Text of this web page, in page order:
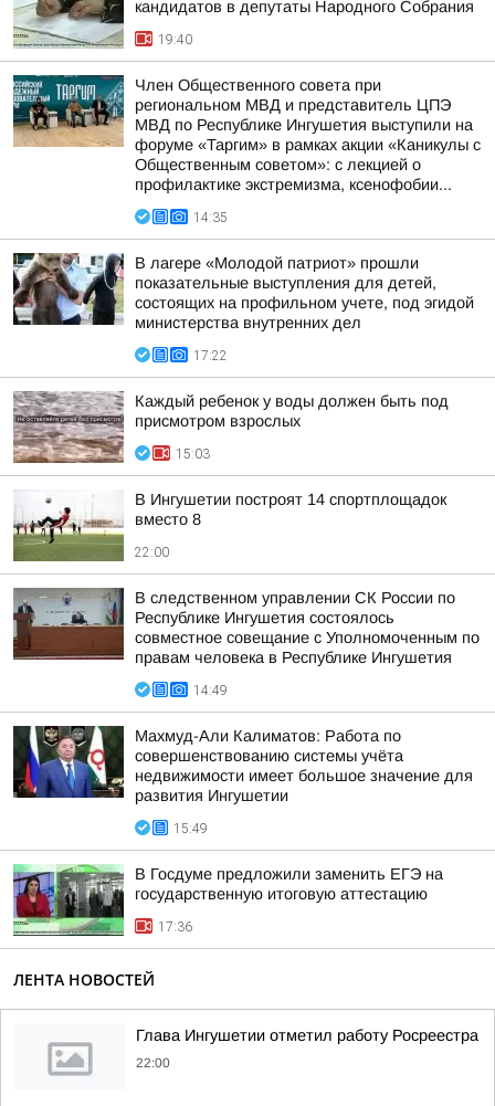
кандидатов в депутаты Народного Собрания
19:40
Член Общественного совета при
региональном МВД и представитель ЦПЭ
МВД по Республике Ингушетия выступили на
форуме «Таргим» в рамках акции «Каникулы с
Общественным советом»: с лекцией о
профилактике экстремизма, ксенофобии...
14:35
В лагере «Молодой патриот» прошли
показательные выступления для детей,
состоящих на профильном учете, под эгидой
министерства внутренних дел
17:22
Каждый ребенок у воды должен быть под
присмотром взрослых
15:03
В Ингушетии построят 14 спортплощадок
вместо 8
22:00
В следственном управлении СК России по
Республике Ингушетия состоялось
совместное совещание с Уполномоченным по
правам человека в Республике Ингушетия
14:49
Махмуд-Али Калиматов: Работа по
совершенствованию системы учёта
недвижимости имеет большое значение для
развития Ингушетии
15:49
В Госдуме предложили заменить ЕГЭ на
государственную итоговую аттестацию
17:36
ЛЕНТА НОВОСТЕЙ
Глава Ингушетии отметил работу Росреестра
22:00